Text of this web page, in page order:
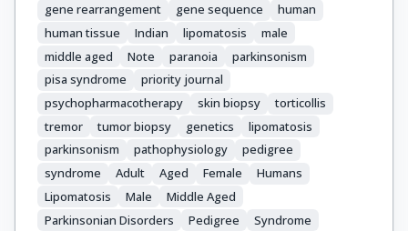
gene rearrangement
gene sequence
human
human tissue
Indian lipomatosis
male
middle aged
Note paranoia
parkinsonism
pisa syndrome
priority journal
psychopharmacotherapy
skin biopsy
torticollis
tremor
tumor biopsy genetics
lipomatosis
parkinsonism
pathophysiology
pedigree
syndrome
Adult Aged Female
Humans
Lipomatosis
Male
Middle Aged
Parkinsonian Disorders
Pedigree Syndrome